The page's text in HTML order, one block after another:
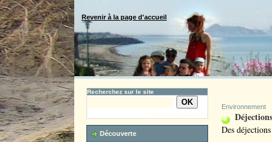
Revenir à la page d'accueil
Recherchez sur le site
Recherche avancée
Découverte
Environnement
Des